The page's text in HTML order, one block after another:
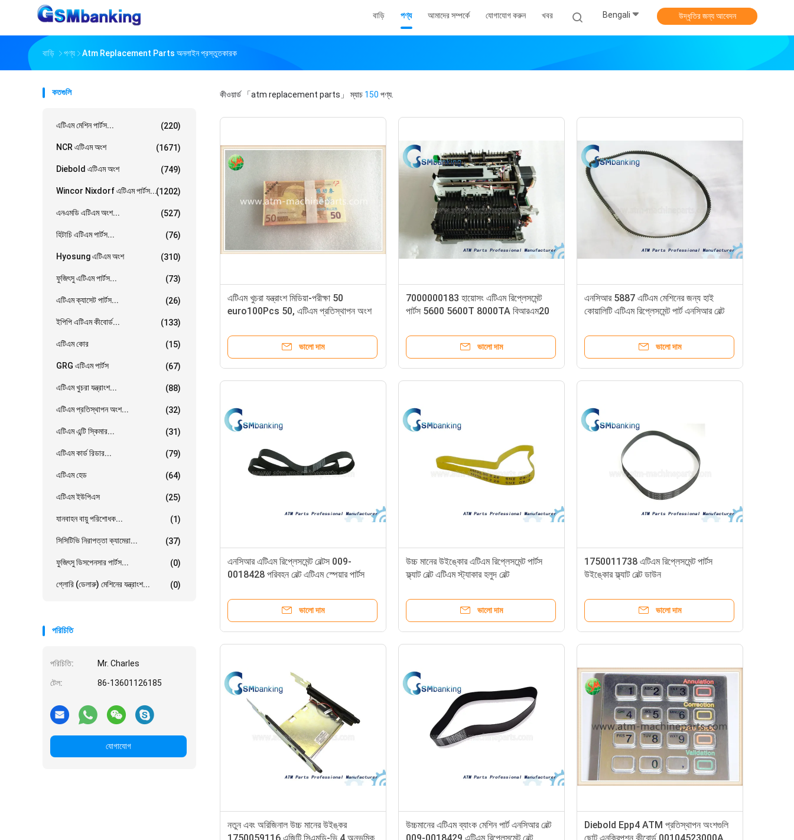
বাড়ি পণ্য আমাদের সম্পর্কে যোগাযোগ করুন খবর Bengali উদ্ধৃতির জন্য আবেদন
বাড়ি পণ্য Atm Replacement Parts অনলাইন প্রস্তুতকারক
কতগুলি
এটিএম মেশিন পার্টস... (220)
NCR এটিএম অংশ (1671)
Diebold এটিএম অংশ (749)
Wincor Nixdorf এটিএম পার্টস...(1202)
এনএমডি এটিএম অংশ... (527)
হিটাচি এটিএম পার্টস... (76)
Hyosung এটিএম অংশ (310)
ফুজিৎসু এটিএম পার্টস... (73)
এটিএম ক্যাসেট পার্টস... (26)
ইপিপি এটিএম কীবোর্ড... (133)
এটিএম কোর (15)
GRG এটিএম পার্টস (67)
এটিএম খুচরা যন্ত্রাংশ... (88)
এটিএম প্রতিস্থাপন অংশ... (32)
এটিএম এন্টি স্কিমার... (31)
এটিএম কার্ড রিডার... (79)
এটিএম হেড (64)
এটিএম ইউপিএস (25)
যানবাহন বায়ু পরিশোধক... (1)
সিসিটিভি নিরাপত্তা ক্যামেরা... (37)
ফুজিৎসু ডিসপেনসার পার্টস... (0)
গ্লোরি (ডেলারু) মেশিনের যন্ত্রাংশ... (0)
পরিচিতি
পরিচিতি: Mr. Charles
টেল: 86-13601126185
যোগাযোগ
কীওয়ার্ড 「atm replacement parts」 ম্যাচ 150 পণ্য.
এটিএম খুচরা যন্ত্রাংশ মিডিয়া-পরীক্ষা 50
euro100Pcs 50, এটিএম প্রতিস্থাপন অংশ
ভালো দাম
7000000183 হায়োসং এটিএম রিপ্লেসমেন্ট
পার্টস 5600 5600T 8000TA বিআরএম20
ভালো দাম
এনসিআর 5887 এটিএম মেশিনের জন্য হাই
কোয়ালিটি এটিএম রিপ্লেসমেন্ট পার্ট এনসিআর বেল্ট
ভালো দাম
এনসিআর এটিএম রিপ্লেসমেন্ট বেল্টস 009-
0018428 পরিবহন বেল্ট এটিএম স্পেয়ার পার্টস
ভালো দাম
উচ্চ মানের উইঙ্কোর এটিএম রিপ্লেসমেন্ট পার্টস
ফ্ল্যাট বেল্ট এটিএম স্ট্যাকার হলুদ বেল্ট
ভালো দাম
1750011738 এটিএম রিপ্লেসমেন্ট পার্টস
উইঙ্কোর ফ্ল্যাট বেল্ট ডাউন
ভালো দাম
নতুন এবং অরিজিনাল উচ্চ মানের উইঙ্কর
উচ্চমানের এটিএম ব্যাংক মেশিন পার্ট এনসিআর বেল্ট
Diebold Epp4 ATM প্রতিস্থাপন অংশগুলি